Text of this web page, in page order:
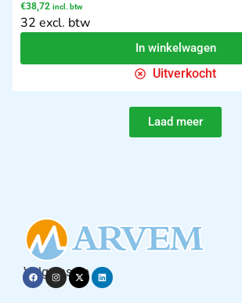
€38,72 incl. btw
32 excl. btw
In winkelwagen
Uitverkocht
Laad meer
Volg ons op